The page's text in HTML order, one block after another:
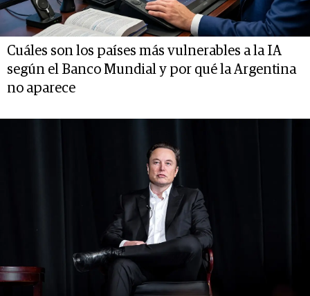
Cuáles son los países más vulnerables a la IA
según el Banco Mundial y por qué la Argentina
no aparece